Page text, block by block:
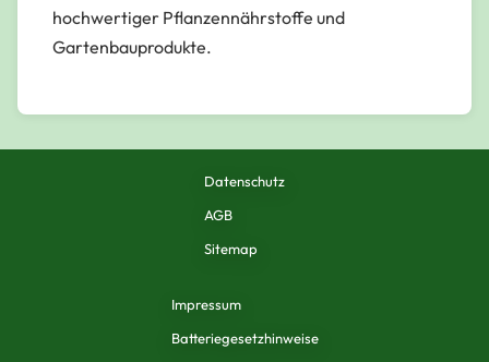
hochwertiger Pflanzennährstoffe und
Gartenbauprodukte.
Datenschutz
AGB
Sitemap
Impressum
Batteriegesetzhinweise